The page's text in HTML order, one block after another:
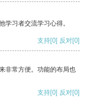
学习者交流学习心得。
支持[0] 反对[0]
非常方便。功能的布局也
支持[0] 反对[0]